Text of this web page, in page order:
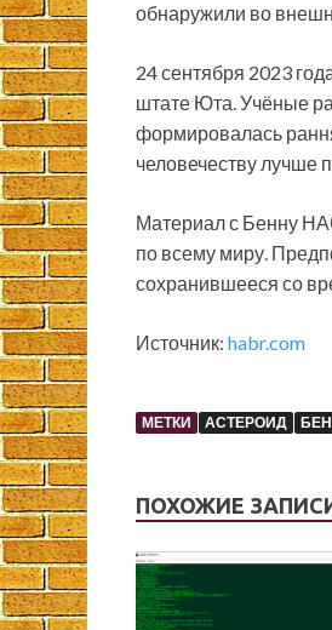
обнаружили во
24 сентября 2023
штате Юта. Учёные
формировалась
человечеству лучше
Материал с Бенну
по всему миру.
сохранившееся со
Источник: habr.com
МЕТКИ АСТЕРОИД
ПОХОЖИЕ